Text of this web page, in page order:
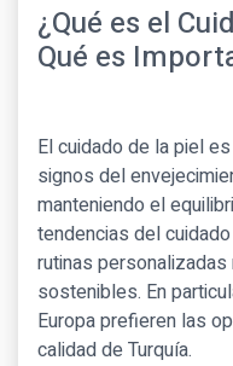
¿Qué es el
Qué es
El cuidado de la piel
signos del
manteniendo el
tendencias del
rutinas
sostenibles. En
Europa prefieren las
calidad de Turquía.